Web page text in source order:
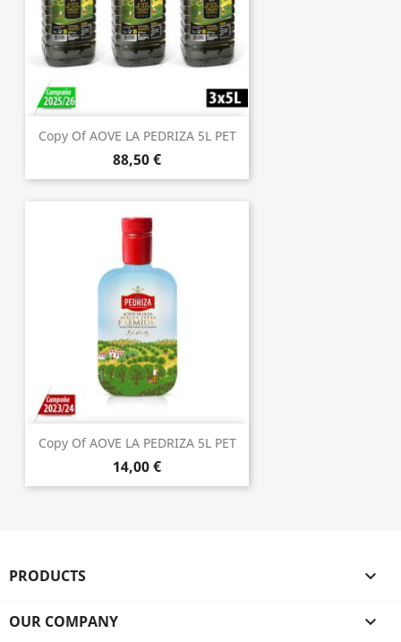
Copy Of AOVE LA PEDRIZA 5L PET
88,50 €
Copy Of AOVE LA PEDRIZA 5L PET
14,00 €
PRODUCTS 
OUR COMPANY 